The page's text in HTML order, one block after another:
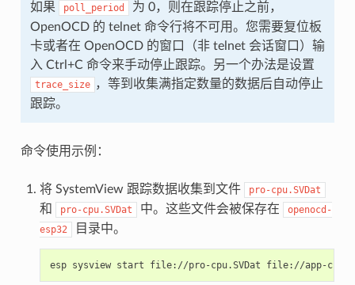
如果 poll_period
为 0，则在跟踪停止之前，
OpenOCD 的 telnet 命令行将不可用。您需要复位板
卡或者在 OpenOCD 的窗口（非 telnet 会话窗口）输
入 Ctrl+C 命令来手动停止跟踪。另一个办法是设置
trace_size ，等到收集满指定数量的数据后自动停止
跟踪。
命令使用示例：
将 SystemView 跟踪数据收集到文件 pro-cpu.SVDat
和 pro-cpu.SVDat 中。这些文件会被保存在
openocd-
esp32
目录中。